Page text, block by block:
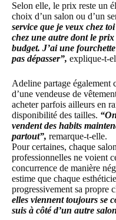
Selon elle, le prix reste un
choix d’un salon ou d’un
service que je veux chez
chez une autre dont le
budget. J’ai une fourchette
pas dépasser”, explique-t-
Adeline partage également
d’une vendeuse de
acheter parfois ailleurs en
disponibilité des tailles.
vendent des habits
partout”, remarque-t-elle.
Pour certaines, chaque
professionnelles ne voient
concurrence de manière
estime que chaque
progressivement sa propre
elles viennent toujours se
suis à côté d’un autre